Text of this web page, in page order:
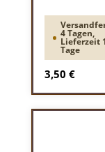
4 Tagen,
Lieferzeit
Tage
Regulärer
3,50 €